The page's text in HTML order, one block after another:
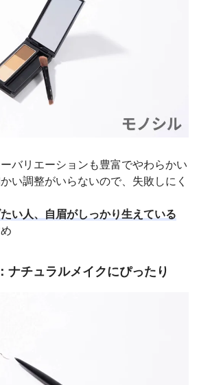
バリエーションも豊富でやわらかい
い調整がいらないので、失敗しにく
い人、自眉がしっかり生えている
ナチュラルメイクにぴったり